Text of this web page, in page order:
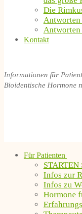
Die
Kontakt
Informationen für
Bioidentische Hormone
Für Patienten
STARTEN
Infos zur
Infos zu
Hormone